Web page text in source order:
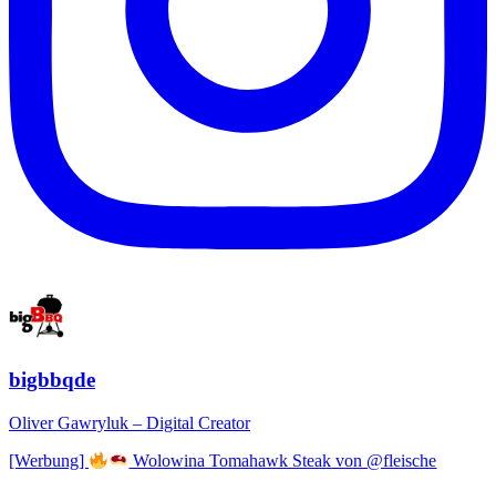
bigbbqde
Oliver Gawryluk – Digital Creator
[Werbung] Wolowina Tomahawk Steak von @fleische